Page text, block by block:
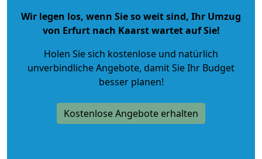
Wir legen los, wenn Sie so weit sind, Ihr Umzug
von Erfurt nach Kaarst wartet auf Sie!
Holen Sie sich kostenlose und natürlich
unverbindliche Angebote, damit Sie Ihr Budget
besser planen!
Kostenlose Angebote erhalten